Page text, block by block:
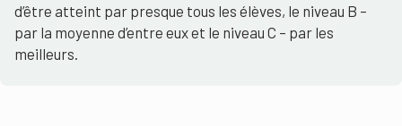
d’être atteint par presque tous les élèves, le niveau B –
par la moyenne d’entre eux et le niveau C – par les
meilleurs.